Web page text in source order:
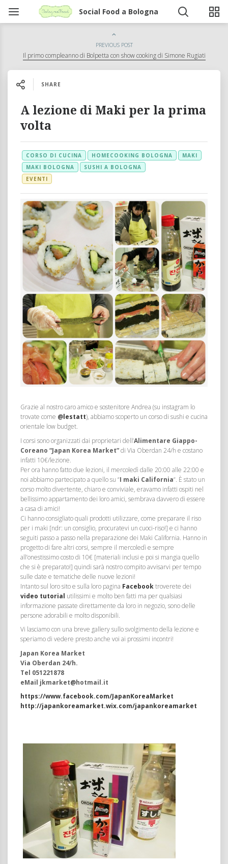
Social Food a Bologna
PREVIOUS POST
Il primo compleanno di Bolpetta con show cooking di Simone Rugiati
SHARE
A lezione di Maki per la prima
volta
CORSO DI CUCINA HOMECOOKING BOLOGNA
MAKI
MAKI BOLOGNA
SUSHI A BOLOGNA
EVENTI
Grazie al nostro caro amico e sostenitore Andrea (su instagram lo
trovate come @lestatt), abbiamo scoperto un corso di sushi e cucina
orientale low budget.
I corsi sono organizzati dai proprietari dell’Alimentare Giappo-
Coreano “Japan Korea Market”di Via Oberdan 24/h e costano
infatti 10€/lezione.
Per ora hanno fatto due lezioni, il mercoledì dalle 20:00 alle 22:00 e
noi abbiamo partecipato a quello su “I maki California“. È stato un
corso molto divertente, chiaro e conviviale, eravamo infatti ospiti nel
bellissimo appartamento dei loro amici, sembrava davvero di essere
a casa di amici!
Ci hanno consigliato quali prodotti utilizzare, come preparare il riso
per i maki [ndr: un consiglio, procuratevi un cuoci-riso!] e ci hanno
seguiti passo a passo nella preparazione dei Maki California. Hanno in
progetto di fare altri corsi, sempre il mercoledì e sempre
all’onestissimo costo di 10€ [materiali inclusi e poi si mangia quello
che si è preparato!] quindi sarà nostro compito avvisarvi per tempo
sulle date e tematiche delle nuove lezioni!
Intanto sul loro sito e sulla loro pagina Facebooktroverete dei
video tutorial utilissimi e molto ben fatti ma per qualsiasi
informazione passate direttamente da loro in negozio, sono delle
persone adorabili e molto disponibili.
Vi lasciamo con una breve gallery sullo svolgimento della lezione e
speriamo di vedere presto anche voi ai prossimi incontri!
Japan Korea Market
Via Oberdan 24/h.
Tel 051221878
eMail jkmarket@hotmail.it
https://www.facebook.com/JapanKoreaMarket
http://japankoreamarket.wix.com/japankoreamarket